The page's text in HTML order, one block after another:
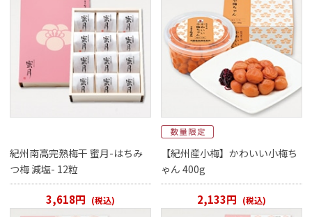
紀州南高完熟梅干 蜜月-はちみ
つ梅 減塩- 12粒
3,618円 (税込)
【紀州産小梅】かわいい小梅ち
ゃん 400g
2,133円 (税込)